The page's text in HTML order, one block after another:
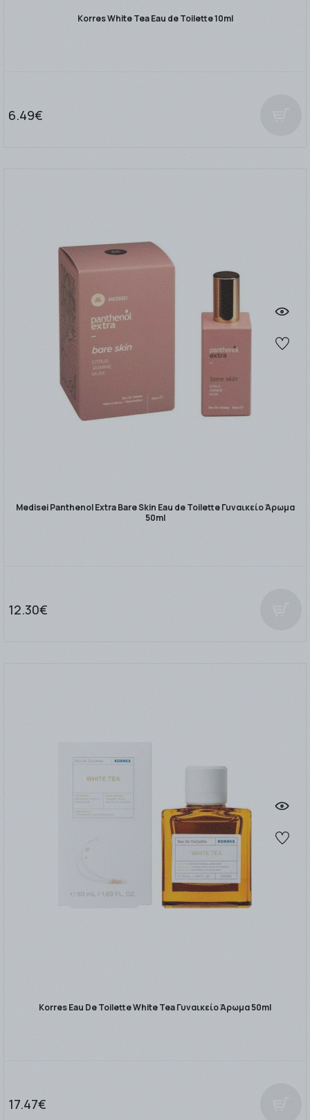
Korres White Tea Eau de Toilette 10ml
6.49€
Medisei Panthenol Extra Bare Skin Eau de Toilette Γυναικείο Άρωμα
50ml
12.30€
Korres Eau De Toilette White Tea Γυναικείο Άρωμα 50ml
17.47€